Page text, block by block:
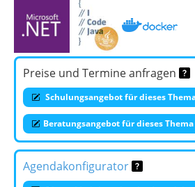
Preise und Termine anfragen
Schulungsangebot für dieses
Beratungsangebot für dieses
Agendakonfigurator